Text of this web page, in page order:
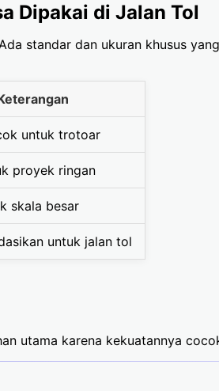
Dipakai di Jalan Tol
standar dan ukuran khusus
untuk trotoar
proyek ringan
skala besar
untuk jalan tol
utama karena kekuatannya